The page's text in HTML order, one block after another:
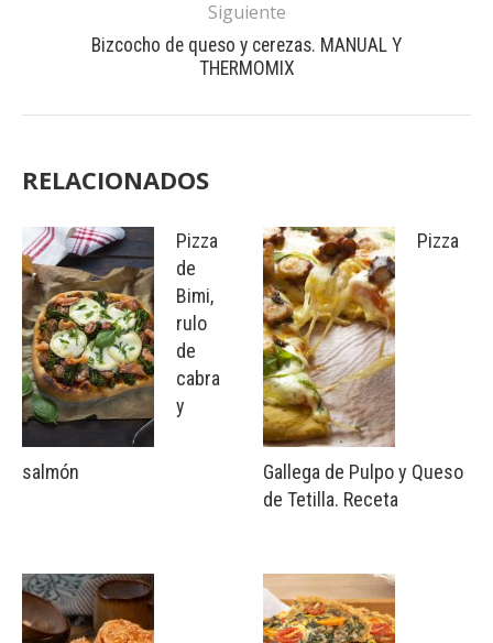
Siguiente
Bizcocho de queso y cerezas. MANUAL Y
THERMOMIX
RELACIONADOS
Pizza
de
Bimi,
rulo
de
cabra
y
salmón
Pizza
Gallega de Pulpo y Queso
de Tetilla. Receta